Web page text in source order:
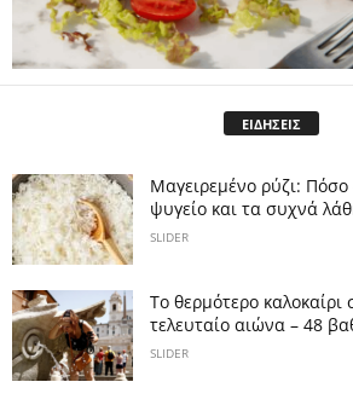
ΕΙΔΗΣΕΙΣ
Μαγειρεμένο ρύζι: Πόσο
ψυγείο και τα συχνά
SLIDER
Το θερμότερο καλοκαίρι
τελευταίο αιώνα – 48
SLIDER